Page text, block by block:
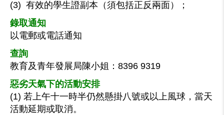
(3) 有效的學生證副本（須包括正反兩面）；
錄取通知
以電郵或電話通知
查詢
教育及青年發展局陳小姐：8396 9319
惡劣天氣下的活動安排
(1) 若上午十一時半仍然懸掛八號或以上風球，當天
活動延期或取消。